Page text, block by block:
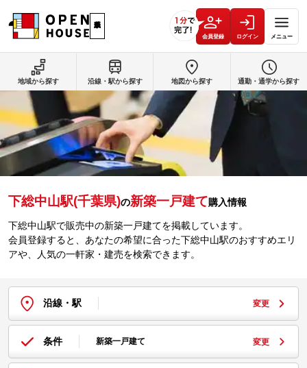
会員登録 ログイン メニュー
下総中山駅(千葉県)の新築一戸建て購入情報
下総中山駅で販売中の新築一戸建てを掲載しています。
会員登録すると、あなたの希望に合った下総中山駅のおすすめエリ
アや、人気の一軒家・建売を検索できます。
沿線・駅 変更
条件 新築一戸建て 変更
地域から探す 沿線・駅から探す 地図から探す 通勤・通学から探す